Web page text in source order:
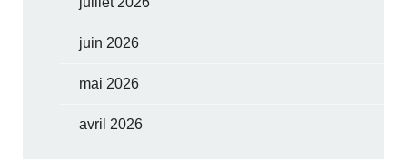
juin 2026
mai 2026
avril 2026